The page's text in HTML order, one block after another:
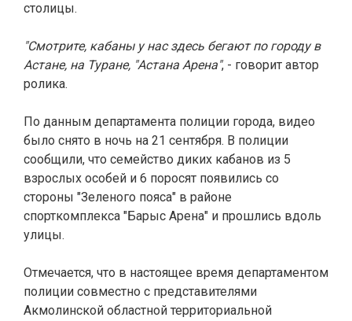
столицы.
"Смотрите, кабаны у нас здесь бегают по городу в
Астане, на Туране, "Астана Арена", - говорит автор
ролика.
По данным департамента полиции города, видео
было снято в ночь на 21 сентября. В полиции
сообщили, что семейство диких кабанов из 5
взрослых особей и 6 поросят появились со
стороны "Зеленого пояса" в районе
спорткомплекса "Барыс Арена" и прошлись вдоль
улицы.
Отмечается, что в настоящее время департаментом
полиции совместно с представителями
Акмолинской областной территориальной